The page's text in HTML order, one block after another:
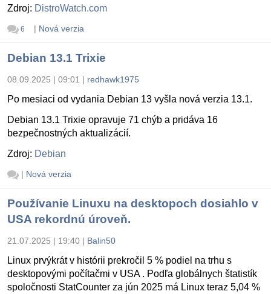
Zdroj: DistroWatch.com
6 | Nová verzia
Debian 13.1 Trixie
08.09.2025 | 09:01 | redhawk1975
Po mesiaci od vydania Debian 13 vyšla nová verzia 13.1.
Debian 13.1 Trixie opravuje 71 chýb a pridáva 16
bezpečnostných aktualizácií.
Zdroj: Debian
| Nová verzia
Používanie Linuxu na desktopoch dosiahlo v
USA rekordnú úroveň.
21.07.2025 | 19:40 | Balin50
Linux prvýkrát v histórii prekročil 5 % podiel na trhu s
desktopovými počítačmi v USA . Podľa globálnych štatistík
spoločnosti StatCounter za jún 2025 má Linux teraz 5,04 %